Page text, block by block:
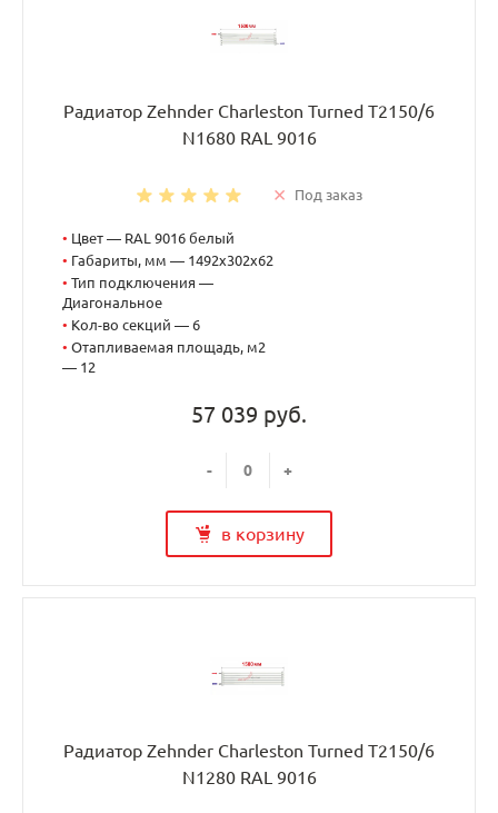
Радиатор Zehnder Charleston Turned T2150/6
N1680 RAL 9016
Под заказ
• Цвет — RAL 9016 белый
• Габариты, мм — 1492x302x62
• Тип подключения —
Диагональное
• Кол-во секций — 6
• Отапливаемая площадь, м2
— 12
57 039 руб.
- +
в корзину
Радиатор Zehnder Charleston Turned T2150/6
N1280 RAL 9016